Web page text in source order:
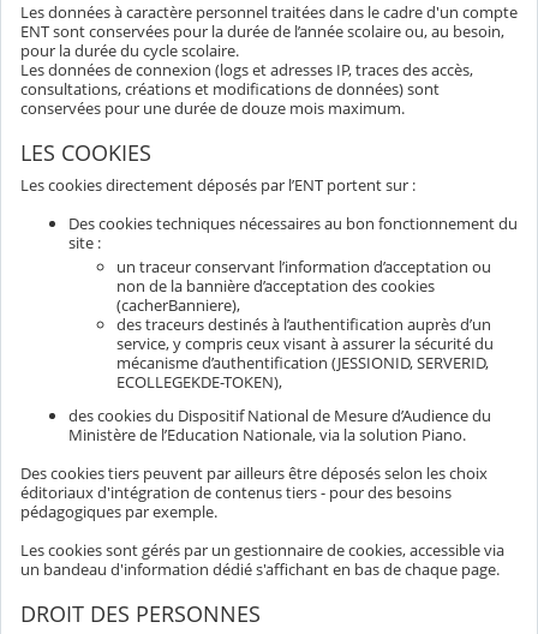
Les données à caractère personnel traitées dans le cadre d'un compte
ENT sont conservées pour la durée de l’année scolaire ou, au besoin,
pour la durée du cycle scolaire.
Les données de connexion (logs et adresses IP, traces des accès,
consultations, créations et modifications de données) sont
conservées pour une durée de douze mois maximum.
LES COOKIES
Les cookies directement déposés par l’ENT portent sur :
Des cookies techniques nécessaires au bon fonctionnement du
site :
un traceur conservant l’information d’acceptation ou
non de la bannière d’acceptation des cookies
(cacherBanniere),
des traceurs destinés à l’authentification auprès d’un
service, y compris ceux visant à assurer la sécurité du
mécanisme d’authentification (JESSIONID, SERVERID,
ECOLLEGEKDE-TOKEN),
des cookies du Dispositif National de Mesure d’Audience du
Ministère de l’Education Nationale, via la solution Piano.
Des cookies tiers peuvent par ailleurs être déposés selon les choix
éditoriaux d'intégration de contenus tiers - pour des besoins
pédagogiques par exemple.
Les cookies sont gérés par un gestionnaire de cookies, accessible via
un bandeau d'information dédié s'affichant en bas de chaque page.
DROIT DES PERSONNES